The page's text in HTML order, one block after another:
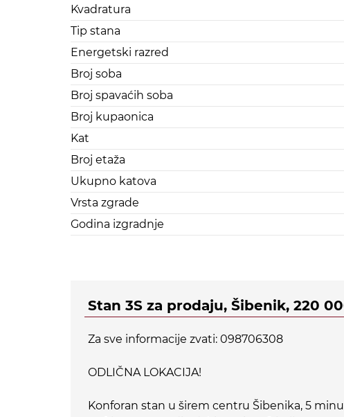
Kvadratura
Tip stana
Energetski razred
Broj soba
Broj spavaćih soba
Broj kupaonica
Kat
Broj etaža
Ukupno katova
Vrsta zgrade
Godina izgradnje
Stan 3S za prodaju, Šibenik, 220
Za sve informacije zvati: 098706308
ODLIČNA LOKACIJA!
Konforan stan u širem centru Šibenika, 5